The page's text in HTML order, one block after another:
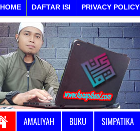
HOME DAFTAR ISI PRIVACY POLICY
AMALIYAH BUKU SIMPATIKA